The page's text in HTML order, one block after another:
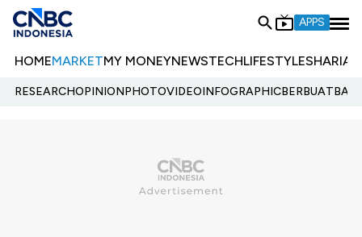
APPS
HOMEMARKETMY MONEYNEWSTECHLIFESTYLESHARIA
RESEARCHOPINIONPHOTOVIDEOINFOGRAPHIC